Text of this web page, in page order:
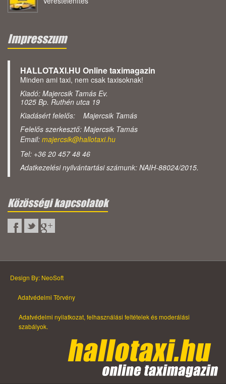
Impresszum
HALLOTAXI.HU Online taximagazin
Minden ami taxi, nem csak taxisoknak!
Kiadó: Majercsik Tamás Ev.
1025 Bp. Ruthén utca 19
Kiadásért felelős: Majercsik Tamás
Felelős szerkesztő: Majercsik Tamás
Email: majercsik@hallotaxi.hu
Tel: +36 20 457 48 46
Adatkezelési nyilvántartási számunk: NAIH-88024/2015.
Közösségi kapcsolatok
Design By: NeoSoft
Adatvédelmi Törvény
Adatvédelmi nyilatkozat, felhasználási feltételek és moderálási
szabályok.